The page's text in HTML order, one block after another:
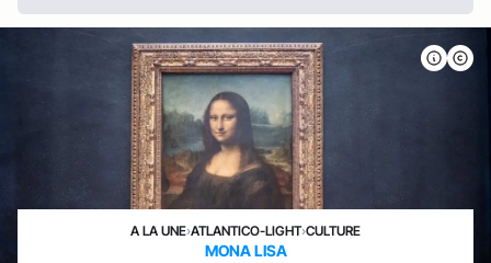
A LA UNE›ATLANTICO-LIGHT›CULTURE
MONA LISA